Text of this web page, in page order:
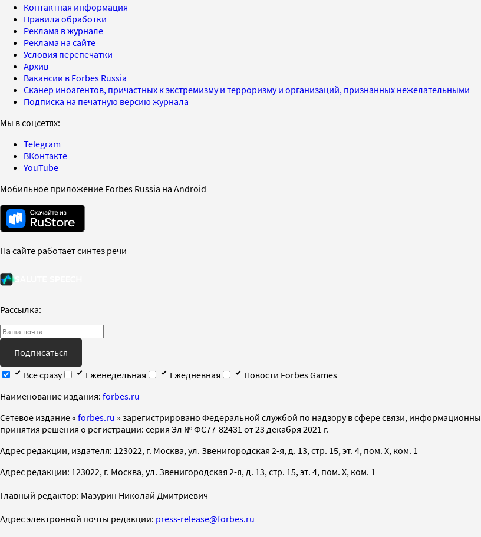
Контактная информация
Правила обработки
Реклама в журнале
Реклама на сайте
Условия перепечатки
Архив
Вакансии в Forbes Russia
Сканер иноагентов, причастных к экстремизму и терроризму и организаций, признанных нежелательными
Подписка на печатную версию журнала
Мы в соцсетях:
Telegram
ВКонтакте
YouTube
Мобильное приложение Forbes Russia на Android
На сайте работает синтез речи
Рассылка:
Подписаться
Все сразу
Еженедельная Ежедневная
Новости Forbes Games
Наименование издания: forbes.ru
Cетевое издание « forbes.ru » зарегистрировано Федеральной службой по надзору в сфере связи,
принятия решения о регистрации: серия Эл № ФС77-82431 от 23 декабря 2021 г.
Адрес редакции, издателя: 123022, г. Москва, ул. Звенигородская 2-я, д. 13, стр. 15, эт. 4, пом. X, ком. 1
Адрес редакции: 123022, г. Москва, ул. Звенигородская 2-я, д. 13, стр. 15, эт. 4, пом. X, ком. 1
Главный редактор: Мазурин Николай Дмитриевич
Адрес электронной почты редакции: press-release@forbes.ru